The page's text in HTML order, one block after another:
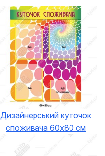
Дизайнерський куточок
споживача 60х80 см